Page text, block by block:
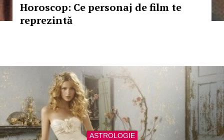
Horoscop: Ce personaj de film te
reprezintă
ASTROLOGIE